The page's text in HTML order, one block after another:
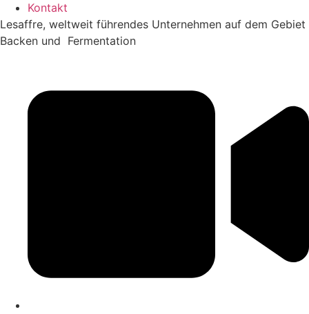
Kontakt
Lesaffre, weltweit führendes Unternehmen auf dem Gebiet
Backen und Fermentation